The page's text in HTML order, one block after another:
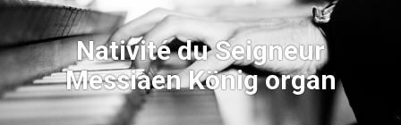
Nativité du Seigneur
Messiaen König organ